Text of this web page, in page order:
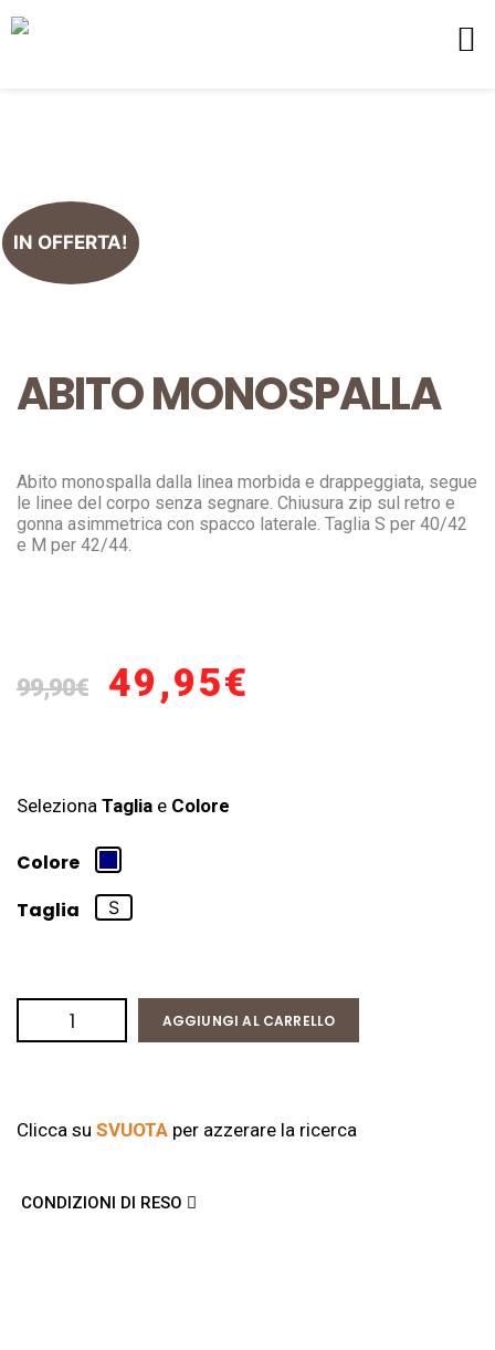
IN OFFERTA!
ABITO MONOSPALLA
Abito monospalla dalla linea morbida e drappeggiata, segue
le linee del corpo senza segnare. Chiusura zip sul retro e
gonna asimmetrica con spacco laterale. Taglia S per 40/42
e M per 42/44.
99,90€ 49,95€
Seleziona Taglia e Colore
Colore
Taglia
S
AGGIUNGI AL CARRELLO
Clicca su SVUOTA per azzerare la ricerca
CONDIZIONI DI RESO